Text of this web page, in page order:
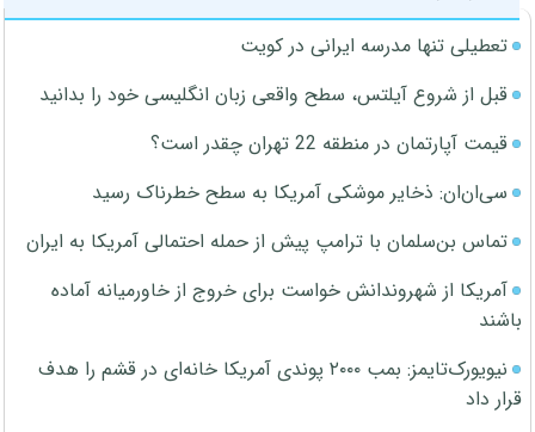
تعطیلی تنها مدرسه ایرانی در کویت
قبل از شروع آیلتس، سطح واقعی زبان انگلیسی خود را بدانید
قیمت آپارتمان در منطقه 22 تهران چقدر است؟
سی‌ان‌ان: ذخایر موشکی آمریکا به سطح خطرناک رسید
تماس بن‌سلمان با ترامپ پیش از حمله احتمالی آمریکا به ایران
آمریکا از شهروندانش خواست برای خروج از خاورمیانه آماده
باشند
نیویورک‌تایمز: بمب ۲۰۰۰ پوندی آمریکا خانه‌ای در قشم را هدف
قرار داد